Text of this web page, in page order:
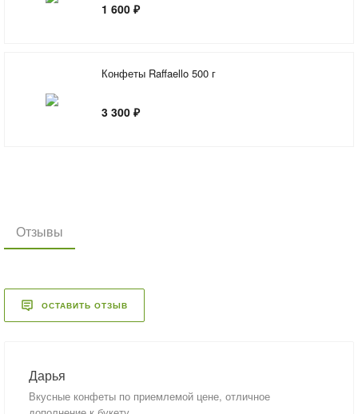
1 600 ₽
Конфеты Raffaello 500 г
3 300 ₽
Отзывы
ОСТАВИТЬ ОТЗЫВ
Дарья
Вкусные конфеты по приемлемой цене, отличное